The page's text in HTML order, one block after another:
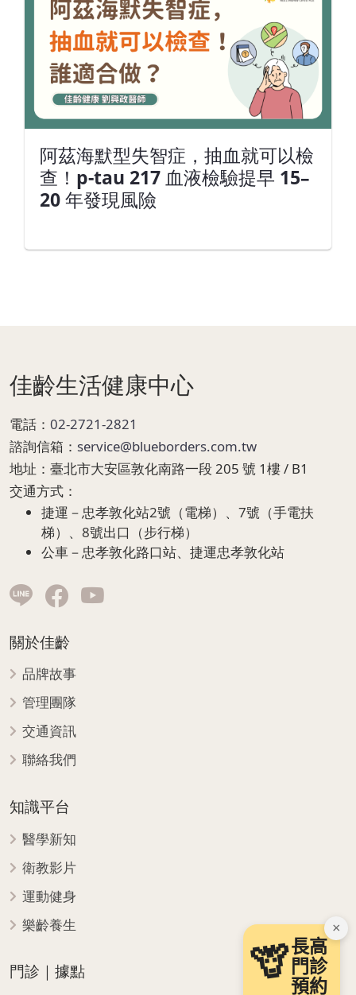
阿茲海默型失智症，抽血就可以檢
查！p-tau 217 血液檢驗提早 15–
20 年發現風險
×
🦒長高
門診
預約
佳齡生活健康中心
電話： 02-2721-2821
諮詢信箱： service@blueborders.com.tw
地址： 臺北市大安區敦化南路一段 205 號 1樓 / B1
交通方式：
捷運－忠孝敦化站2號（電梯）、7號（手電扶
梯）、8號出口（步行梯）
公車－忠孝敦化路口站、捷運忠孝敦化站
關於佳齡
品牌故事
管理團隊
交通資訊
聯絡我們
知識平台
醫學新知
衛教影片
運動健身
樂齡養生
門診｜據點